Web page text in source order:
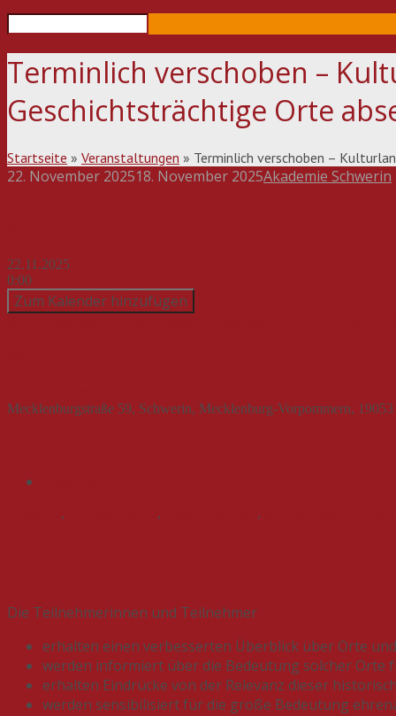
Terminlich verschoben –
Geschichtsträchtige Orte
Startseite » Veranstaltungen » Terminlich verschoben –
22. November 202518. November 2025Akademie Schwerin
22.11.2025
0:00
Zum Kalender hinzufügen
Mecklenburgstraße 59, Schwerin, Mecklenburg-Vorpommern, 19053
, , ,
Die Teilnehmerinnen und Teilnehmer
erhalten einen verbesserten Überblick über Orte
werden informiert über die Bedeutung solcher Orte
erhalten Eindrücke von der Relevanz dieser
werden sensibilisiert für die große Bedeutung